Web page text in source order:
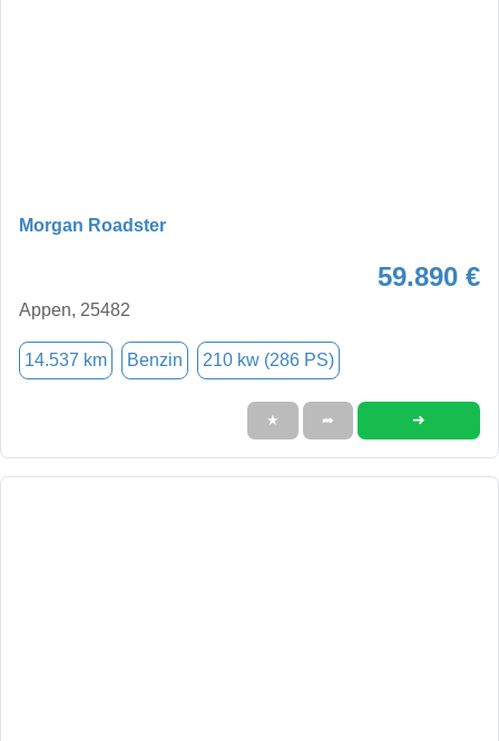
Morgan Roadster
59.890 €
Appen, 25482
14.537 km Benzin 210 kw (286 PS)
★ ➦ ➜